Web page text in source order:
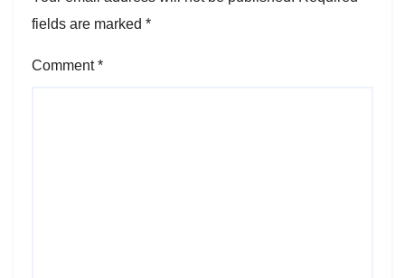
fields are marked *
Comment*